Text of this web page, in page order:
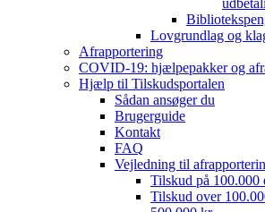
Lovgrundlag og
Afrapportering
COVID-19: hjælpepakker og
Hjælp til Tilskudsportalen
Sådan ansøger du
Brugerguide
Kontakt
FAQ
Vejledning til
Tilskud på 100.000
Tilskud over